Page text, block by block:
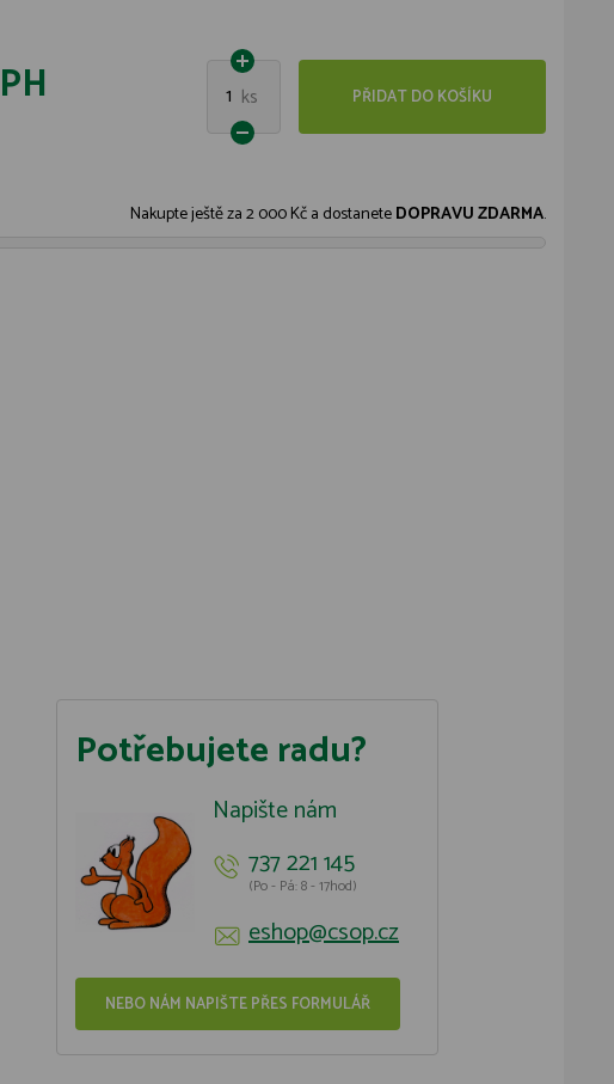
1 ks PŘIDAT DO KOŠÍKU
Nakupte ještě za2 000 Kča dostaneteDOPRAVU ZDARMA.
Potřebujete radu?
Napište nám
737 221 145
(Po - Pá: 8 - 17hod)
eshop@csop.cz
NEBO NÁM NAPIŠTE PŘES FORMULÁŘ